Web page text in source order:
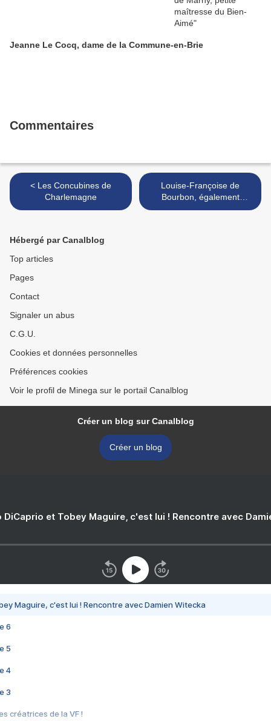
Jeanne Le Cocq, dame de la Commune-en-Brie
Commentaires
< Les Concubines de
Charlemagne
Louise-Françoise de
Bourbon, également
maîtresse de François-
Hébergé par Canalblog
Top articles
Pages
Contact
Signaler un abus
C.G.U.
Cookies et données personnelles
Préférences cookies
Voir le profil de Minega sur le portail Canalblog
Créer un blog sur Canalblog
Créer un blog
DiCaprio et Tobey Maguire, c'est lui ! Rencontre avec
Maguire, c'est lui ! Rencontre avec Damien Witecka
6
5
4
3
créatrices de la VF !